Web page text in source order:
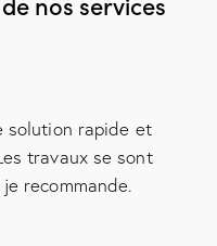
solution rapide et
travaux se sont
recommande.